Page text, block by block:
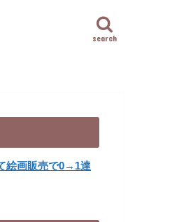
search
絵画販売で0→1達